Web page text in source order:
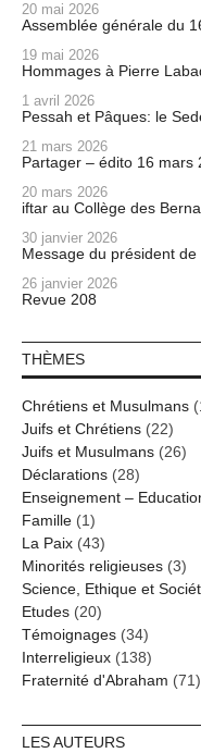
20 mai 2026
Assemblée générale du
19 mai 2026
Hommages à Pierre
1 avril 2026
Pessah et Pâques: le
21 mars 2026
Partager – édito 16 mars
20 mars 2026
iftar au Collège des
30 janvier 2026
Message du président de
26 janvier 2026
Revue 208
THÈMES
Chrétiens et Musulmans
Juifs et Chrétiens (22)
Juifs et Musulmans (26)
Déclarations (28)
Enseignement –
Famille (1)
La Paix (43)
Minorités religieuses (3)
Science, Ethique et
Etudes (20)
Témoignages (34)
Interreligieux (138)
Fraternité d'Abraham (71)
LES AUTEURS